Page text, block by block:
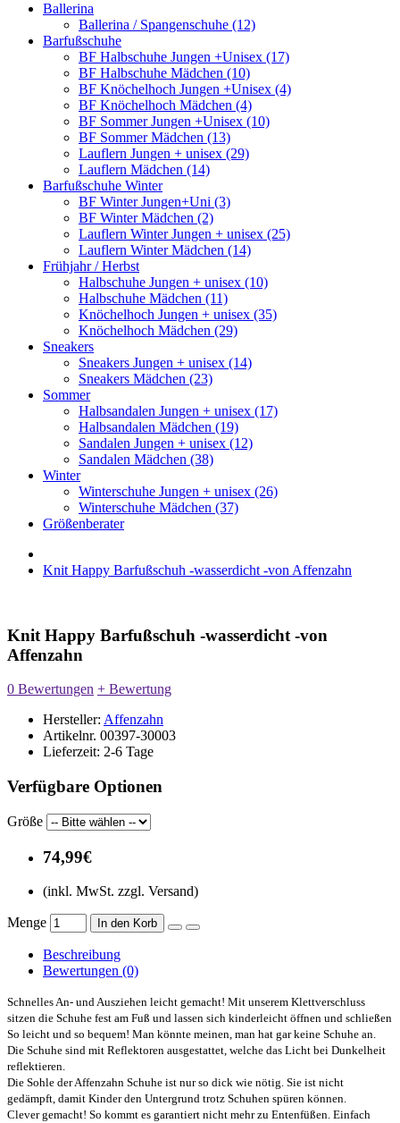
Ballerina
Ballerina / Spangenschuhe (12)
Barfußschuhe
BF Halbschuhe Jungen +Unisex (17)
BF Halbschuhe Mädchen (10)
BF Knöchelhoch Jungen +Unisex (4)
BF Knöchelhoch Mädchen (4)
BF Sommer Jungen +Unisex (10)
BF Sommer Mädchen (13)
Lauflern Jungen + unisex (29)
Lauflern Mädchen (14)
Barfußschuhe Winter
BF Winter Jungen+Uni (3)
BF Winter Mädchen (2)
Lauflern Winter Jungen + unisex (25)
Lauflern Winter Mädchen (14)
Frühjahr / Herbst
Halbschuhe Jungen + unisex (10)
Halbschuhe Mädchen (11)
Knöchelhoch Jungen + unisex (35)
Knöchelhoch Mädchen (29)
Sneakers
Sneakers Jungen + unisex (14)
Sneakers Mädchen (23)
Sommer
Halbsandalen Jungen + unisex (17)
Halbsandalen Mädchen (19)
Sandalen Jungen + unisex (12)
Sandalen Mädchen (38)
Winter
Winterschuhe Jungen + unisex (26)
Winterschuhe Mädchen (37)
Größenberater
Knit Happy Barfußschuh -wasserdicht -von Affenzahn
Knit Happy Barfußschuh -wasserdicht -von
Affenzahn
0 Bewertungen + Bewertung
Hersteller: Affenzahn
Artikelnr. 00397-30003
Lieferzeit: 2-6 Tage
Verfügbare Optionen
Größe
74,99€
(inkl. MwSt. zzgl. Versand)
Menge In den Korb
Beschreibung
Bewertungen (0)
Schnelles An- und Ausziehen leicht gemacht! Mit unserem Klettverschluss
sitzen die Schuhe fest am Fuß und lassen sich kinderleicht öffnen und schließen
So leicht und so bequem! Man könnte meinen, man hat gar keine Schuhe an.
Die Schuhe sind mit Reflektoren ausgestattet, welche das Licht bei Dunkelheit
reflektieren.
Die Sohle der Affenzahn Schuhe ist nur so dick wie nötig. Sie ist nicht
gedämpft, damit Kinder den Untergrund trotz Schuhen spüren können.
Clever gemacht! So kommt es garantiert nicht mehr zu Entenfüßen. Einfach